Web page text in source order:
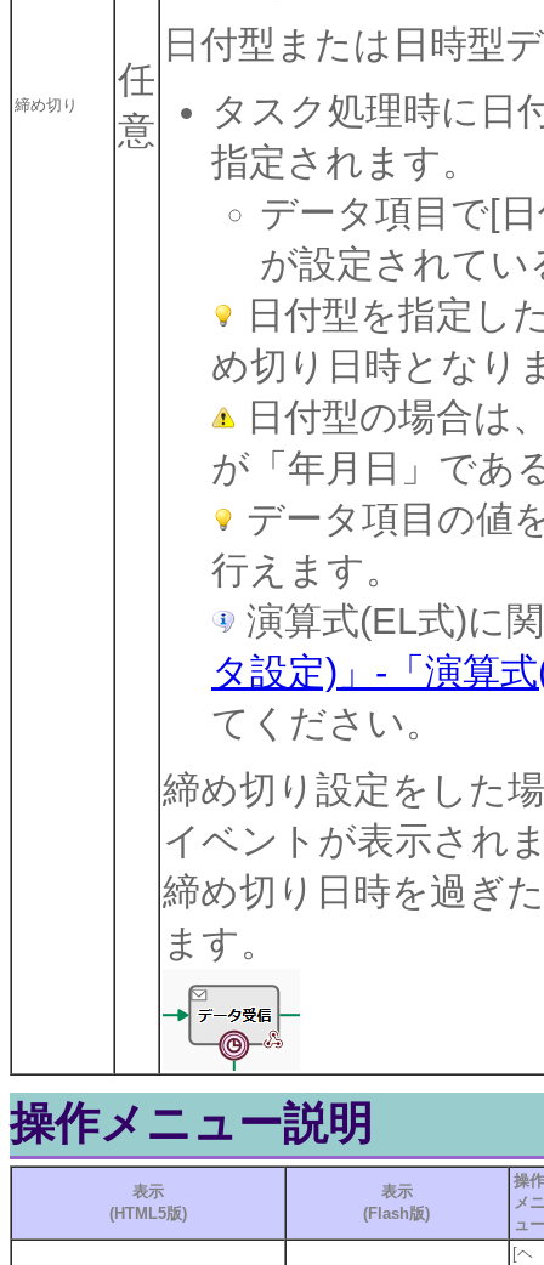
締め切り
任
意
日付型または日時型
タスク処理時に日
指定されます。
データ項目で[
が設定されてい
日付型を指定し
め切り日時となり
日付型の場合は
が「年月日」であ
データ項目の値
行えます。
演算式(EL式)に
タ設定)」-「演算
てください。
締め切り設定をした
イベントが表示され
締め切り日時を過ぎ
ます。
操作メニュー説明
表示
(HTML5版)
表示
(Flash版)
操
メ
ュ
[ヘ